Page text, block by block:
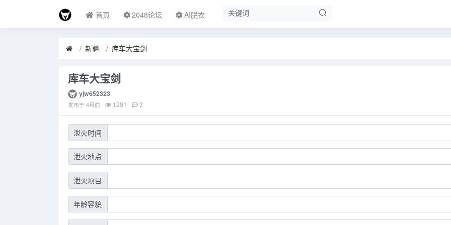
首页 2048论坛 AI脱衣
新疆 库车大宝剑
库车大宝剑
yjw652323
发布于 4月前 1291 3
泄火时间
泄火地点
泄火项目
年龄容貌